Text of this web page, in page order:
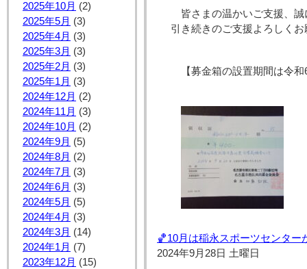
2025年10月 (2)
2025年5月 (3)
2025年4月 (3)
2025年3月 (3)
2025年2月 (3)
2025年1月 (3)
2024年12月 (2)
2024年11月 (3)
2024年10月 (2)
2024年9月 (5)
2024年8月 (2)
2024年7月 (3)
2024年6月 (3)
2024年5月 (5)
2024年4月 (3)
2024年3月 (14)
2024年1月 (7)
2023年12月 (15)
皆さまの温かいご支援、
引き続きのご支援よろしく
【募金箱の設置期間は令
🏀10月は稲永スポーツセンター
2024年9月28日 土曜日